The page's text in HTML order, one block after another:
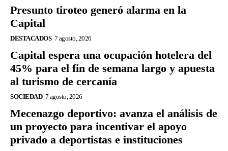
Presunto tiroteo generó alarma en la
Capital
DESTACADOS 7 agosto, 2026
Capital espera una ocupación hotelera del
45% para el fin de semana largo y apuesta
al turismo de cercanía
SOCIEDAD 7 agosto, 2026
Mecenazgo deportivo: avanza el análisis de
un proyecto para incentivar el apoyo
privado a deportistas e instituciones